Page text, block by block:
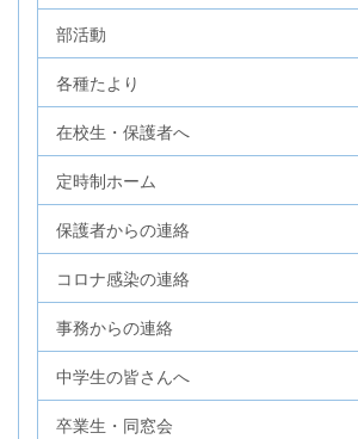
部活動
各種たより
在校生・保護者へ
定時制ホーム
保護者からの連絡
コロナ感染の連絡
事務からの連絡
中学生の皆さんへ
卒業生・同窓会